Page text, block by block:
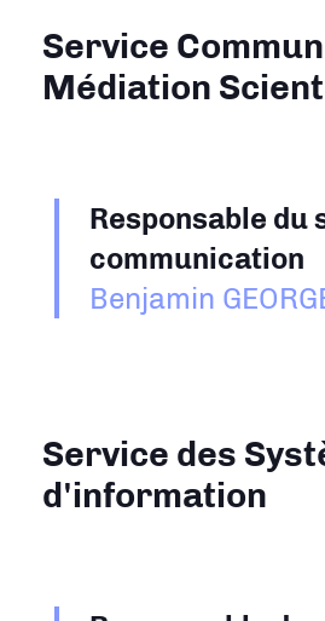
Service
Médiation
Responsable du
communication
Benjamin
Service des
d'information